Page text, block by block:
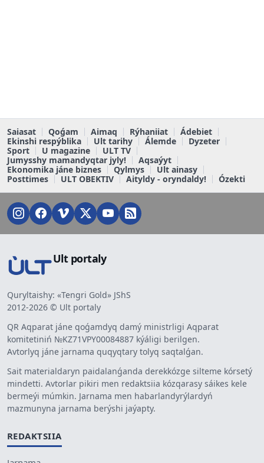
Saiasat Qoǵam Aimaq Rýhaniiat
Ádebiet
Ekinshi respýblika
Ult tarihy Álemde
Dyzeter
Sport
U magazine
ULT TV
Jumysshy mamandyqtar jyly!
Aqsaýyt
Ekonomika jáne biznes
Qylmys
Ult ainasy
Posttimes
ULT OBEKTIV Aityldy - oryndaldy! Ózekti
Ult portaly
Quryltaishy: «Tengri Gold» JShS
2012-2026 © Ult portaly
QR Aqparat jáne qoǵamdyq damý ministrligi Aqparat
komitetiniń №KZ71VPY00084887 kýáligi berilgen.
Avtorlyq jáne jarnama quqyqtary tolyq saqtalǵan.
Sait materialdaryn paidalanǵanda derekkózge silteme kórsetý
mindetti. Avtorlar pikiri men redaktsiia kózqarasy sáikes kele
bermeýi múmkin. Jarnama men habarlandyrýlardyń
mazmunyna jarnama berýshi jaýapty.
REDAKTSIIA